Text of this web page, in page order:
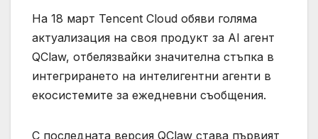
На 18 март Tencent Cloud обяви голяма
актуализация на своя продукт за AI агент
QClaw, отбелязвайки значителна стъпка в
интегрирането на интелигентни агенти в
екосистемите за ежедневни съобщения.
С последната версия QClaw става първият